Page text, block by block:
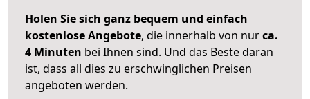
Holen Sie sich ganz bequem und einfach
kostenlose Angebote, die innerhalb von nurca.
4 Minuten bei Ihnen sind. Und das Beste daran
ist, dass all dies zu erschwinglichen Preisen
angeboten werden.